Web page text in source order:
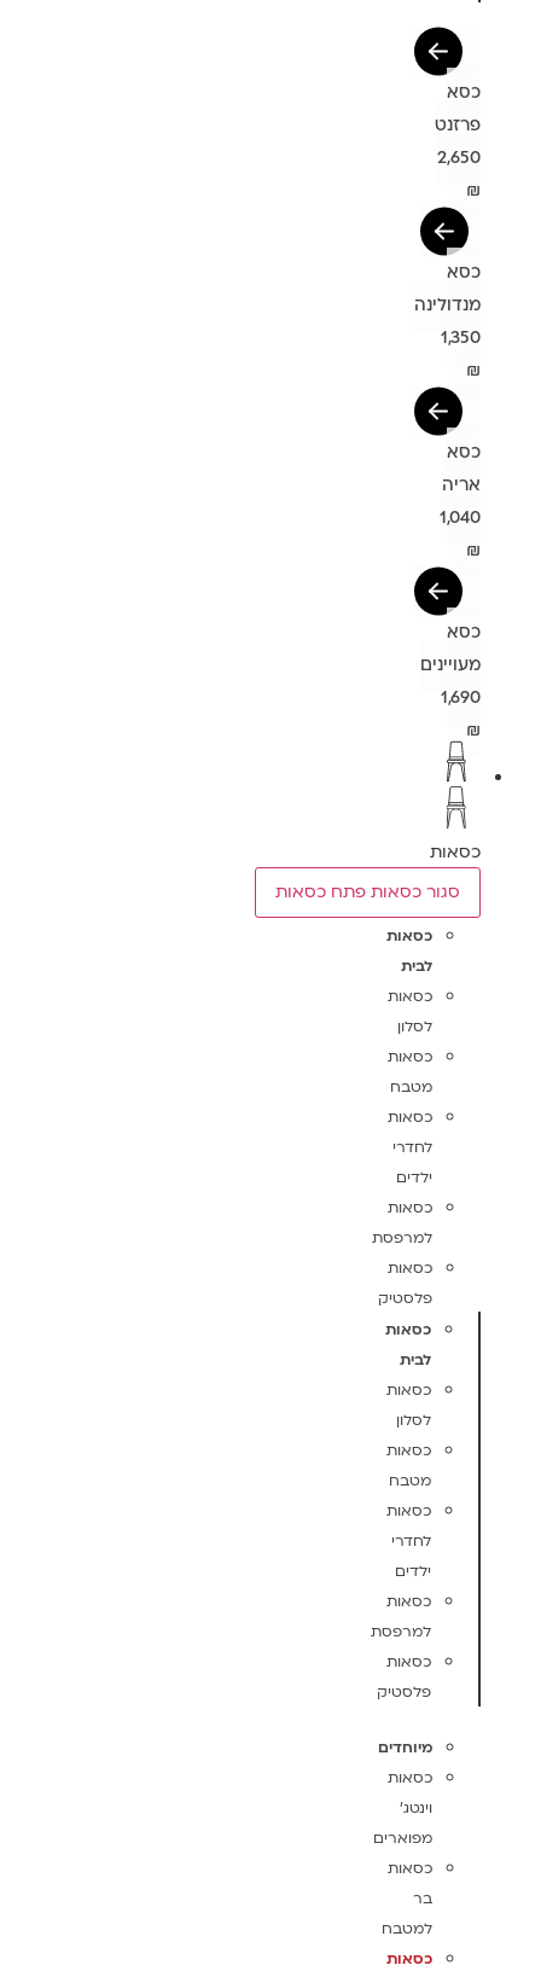
כסא
פרזנט
2,650
₪
כסא
מנדולינה
1,350
₪
כסא
אריה
1,040
₪
כסא
מעויינים
1,690
₪
כסאות
סגור כסאות פתח כסאות
כסאות
לבית
כסאות
לסלון
כסאות
מטבח
כסאות
לחדרי
ילדים
כסאות
למרפסת
כסאות
פלסטיק
כסאות
לבית
כסאות
לסלון
כסאות
מטבח
כסאות
לחדרי
ילדים
כסאות
למרפסת
כסאות
פלסטיק
מיוחדים
כסאות
וינטג'
מפוארים
כסאות
בר
למטבח
כסאות